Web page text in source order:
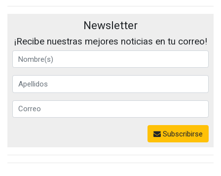
Newsletter
¡Recibe nuestras mejores noticias en tu correo!
Subscribirse